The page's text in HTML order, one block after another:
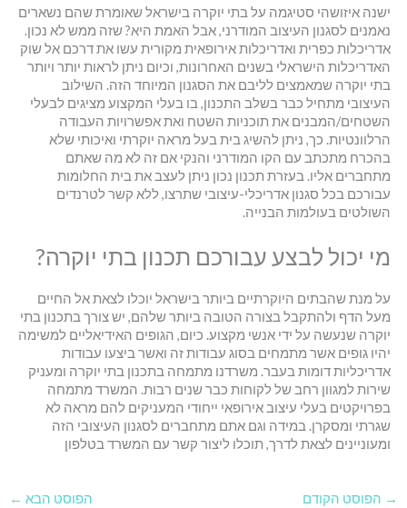
ישנה איזושהי סטיגמה על בתי יוקרה בישראל שאומרת שהם נשארים
נאמנים לסגנון העיצוב המודרני, אבל האמת היא? שזה ממש לא נכון.
אדריכלות כפרית ואדריכלות אירופאית מקורית עשו את דרכם אל שוק
האדריכלות הישראלי בשנים האחרונות, וכיום ניתן לראות יותר ויותר
בתי יוקרה שמאמצים לליבם את הסגנון המיוחד הזה. השילוב
העיצובי מתחיל כבר בשלב התכנון, בו בעלי המקצוע מציגים לבעלי
השטחים/המבנים את תוכניות השטח ואת אפשרויות העבודה
הרלוונטיות. כך, ניתן להשיג בית בעל מראה יוקרתי ואיכותי שלא
בהכרח מתכתב עם הקו המודרני והנקי אם זה לא מה שאתם
מתחברים אליו. בעזרת תכנון נכון ניתן לעצב את בית החלומות
עבורכם בכל סגנון אדריכלי-עיצובי שתרצו, ללא קשר לטרנדים
השולטים בעולמות הבנייה.
מי יכול לבצע עבורכם תכנון בתי יוקרה?
על מנת שהבתים היוקרתיים ביותר בישראל יוכלו לצאת אל החיים
מעל הדף ולהתקבל בצורה הטובה ביותר שלהם, יש צורך בתכנון בתי
יוקרה שנעשה על ידי אנשי מקצוע. כיום, הגופים האידיאליים למשימה
יהיו גופים אשר מתמחים בסוג עבודות זה ואשר ביצעו עבודות
אדריכליות דומות בעבר. משרדנו מתמחה בתכנון בתי יוקרה ומעניק
שירות למגוון רחב של לקוחות כבר שנים רבות. המשרד מתמחה
בפרויקטים בעלי עיצוב אירופאי ייחודי המעניקים להם מראה לא
שגרתי ומסקרן. במידה וגם אתם מתחברים לסגנון העיצובי הזה
ומעוניינים לצאת לדרך, תוכלו ליצור קשר עם המשרד בטלפון
→ הפוסט הקודם הפוסט הבא ←